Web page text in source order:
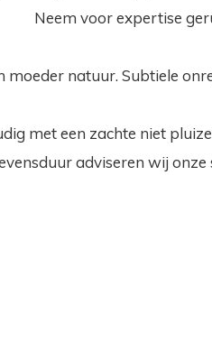
Neem voor expertise
moeder natuur. Subtiele
met een zachte niet
adviseren wij